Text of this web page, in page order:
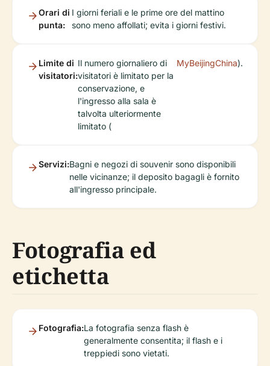
Orari di
punta:
I giorni feriali e le prime ore del mattino
sono meno affollati; evita i giorni festivi.
Limite di
visitatori:
Il numero giornaliero di
visitatori è limitato per la
conservazione, e
l'ingresso alla sala è
talvolta ulteriormente
limitato (
MyBeijingChina).
Servizi:Bagni e negozi di souvenir sono disponibili
nelle vicinanze; il deposito bagagli è fornito
all'ingresso principale.
Fotografia ed
etichetta
Fotografia:La fotografia senza flash è
generalmente consentita; il flash e i
treppiedi sono vietati.